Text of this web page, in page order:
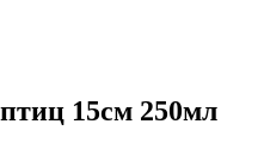
15см 250мл